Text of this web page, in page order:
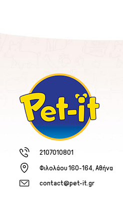
2107010801
Φιλολάου 160-164, Αθήνα
contact@pet-it.gr